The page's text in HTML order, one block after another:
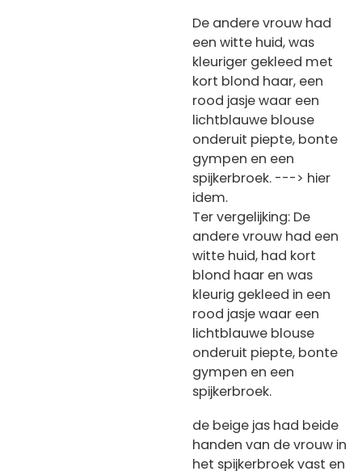
De andere vrouw had
een witte huid, was
kleuriger gekleed met
kort blond haar, een
rood jasje waar een
lichtblauwe blouse
onderuit piepte, bonte
gympen en een
spijkerbroek. ---> hier
idem.
Ter vergelijking: De
andere vrouw had een
witte huid, had kort
blond haar en was
kleurig gekleed in een
rood jasje waar een
lichtblauwe blouse
onderuit piepte, bonte
gympen en een
spijkerbroek.
de beige jas had beide
handen van de vrouw in
het spijkerbroek vast en